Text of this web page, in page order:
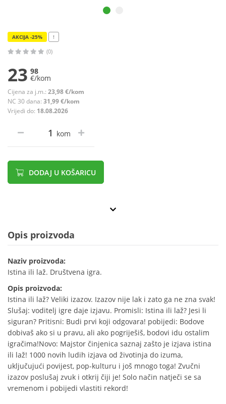
AKCIJA -25% !
(0)
23 98
€/kom
Cijena za j.m.: 23,98 €/kom
NC 30 dana: 31,99 €/kom
Vrijedi do: 18.08.2026
kom
DODAJ U KOŠARICU
Opis proizvoda
Naziv proizvoda:
Istina ili laž. Društvena igra.
Opis proizvoda:
Istina ili laž? Veliki izazov. Izazov nije lak i zato ga ne zna svak!
Slušaj: voditelj igre daje izjavu. Promisli: Istina ili laž? Jesi li
siguran? Pritisni: Budi prvi koji odgovara! pobijedi: Bodove
dobivaš ako si u pravu, ali ako pogriješiš, bodovi idu ostalim
igračima!Novo: Majstor činjenica saznaj zašto je izjava istina
ili laž! 1000 novih ludih izjava od životinja do izuma,
uključujući povijest, pop-kulturu i još mnogo toga! Zvučni
izazov poslušaj zvuk i otkrij čiji je! Solo način natječi se sa
vremenom i pobijedi vlastiti rekord!